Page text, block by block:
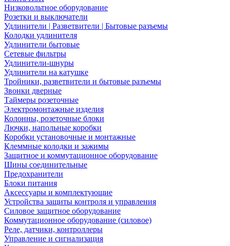
Низковольтное оборудование
Розетки и выключатели
Удлинители | Разветвители | Бытовые разъемы
Колодки удлинителя
Удлинители бытовые
Сетевые фильтры
Удлинители-шнуры
Удлинители на катушке
Тройники, разветвители и бытовые разъемы
Звонки дверные
Таймеры розеточные
Электромонтажные изделия
Колонны, розеточные блоки
Лючки, напольные коробки
Коробки установочные и монтажные
Клеммные колодки и зажимы
Защитное и коммутационное оборудование
Шины соединительные
Предохранители
Блоки питания
Аксессуары и комплектующие
Устройства защиты контроля и управления
Силовое защитное оборудование
Коммутационное оборудование (силовое)
Реле, датчики, контроллеры
Управление и сигнализация